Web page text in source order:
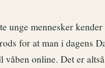
unge mennesker
for at man i dagens
våben online. Det er